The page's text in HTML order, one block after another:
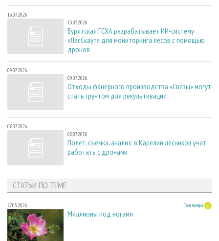
13.07.2026
13.07.2026
Бурятская ГСХА разрабатывает ИИ-систему
«ЛесСкаут» для мониторинга лесов с помощью
дронов
09.07.2026
09.07.2026
Отходы фанерного производства «Свезы» могут
стать грунтом для рекультивации
08.07.2026
08.07.2026
Полёт, съёмка, анализ: в Карелии лесников учат
работать с дронами
СТАТЬИ ПО ТЕМЕ
27.05.2026 Тема номера
Миллионы под ногами